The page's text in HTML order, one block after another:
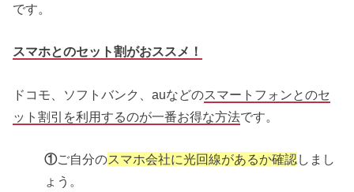
です。
スマホとのセット割がおススメ！
ドコモ、ソフトバンク、auなどのスマートフォンとのセ
ット割引を利用するのが一番お得な方法です。
①ご自分のスマホ会社に光回線があるか確認しまし
ょう。